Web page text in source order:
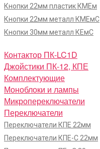
Кнопки 22мм пластик КМЕм
Кнопки 22мм металл КМЕмС
Кнопки 30мм металл КЕмС
Контактор ПК-LC1D
Джойстики ПК-12, КПЕ
Комплектующие
Моноблоки и лампы
Микропереключатели
Переключатели
Переключатели КПЕ 22мм
Переключатели КПЕ-С 22мм